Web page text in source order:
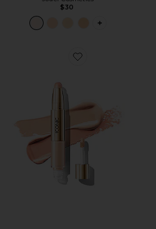
$30
PLUS ICON
Favorite КОНСИЛЕР